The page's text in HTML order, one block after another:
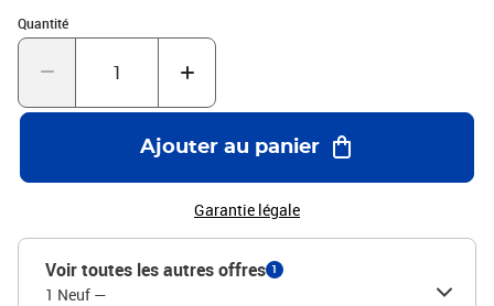
Quantité
Quantité : 1
Ajouter au panier
Garantie légale
Voir toutes les autres offres 1
1 Neuf —